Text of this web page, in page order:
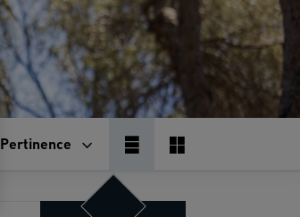
Pertinence